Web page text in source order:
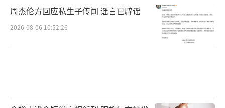
周杰伦方回应私生子传闻 谣言已辟谣
2026-08-06 10:52:26